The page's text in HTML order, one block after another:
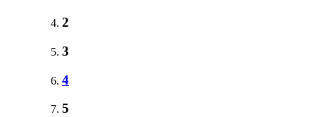
2
3
4
5